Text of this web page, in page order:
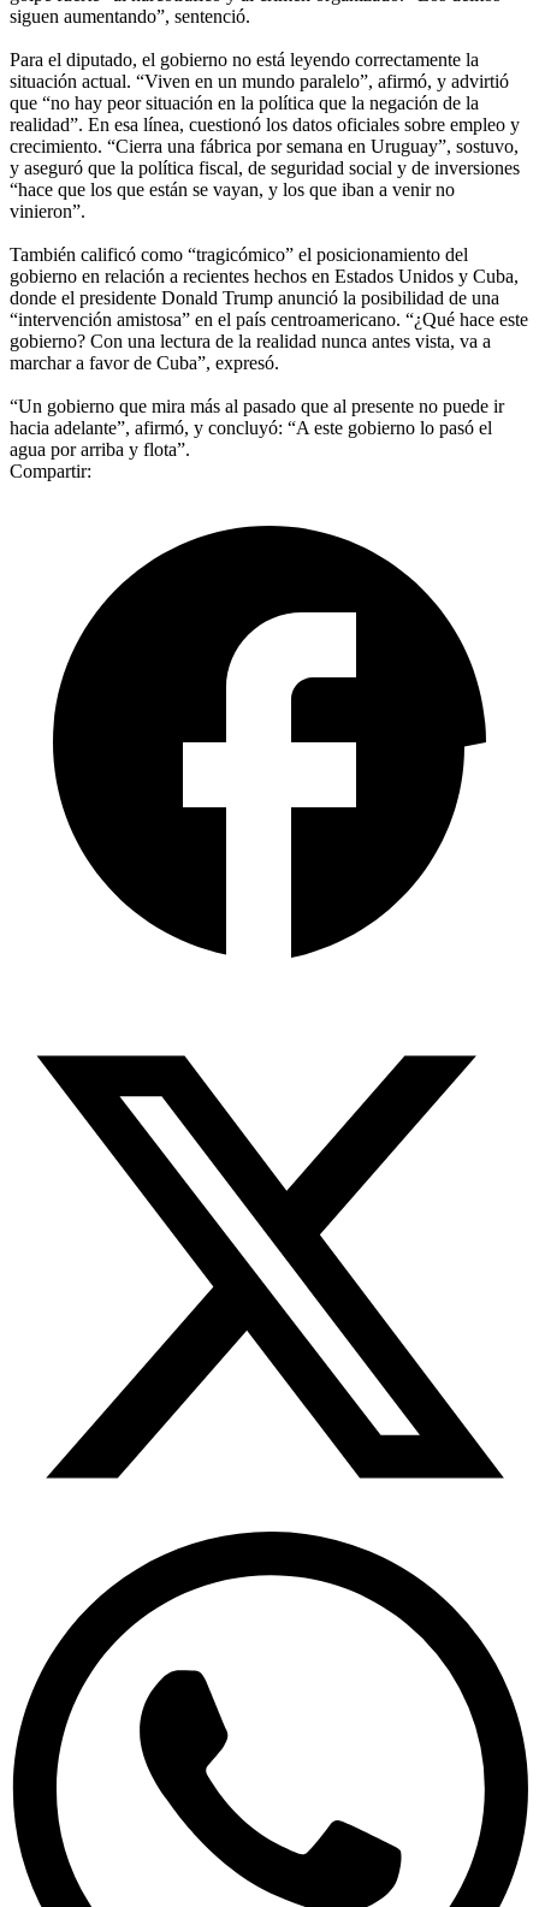
siguen aumentando”, sentenció.
Para el diputado, el gobierno no está leyendo correctamente la
situación actual. “Viven en un mundo paralelo”, afirmó, y advirtió
que “no hay peor situación en la política que la negación de la
realidad”. En esa línea, cuestionó los datos oficiales sobre empleo y
crecimiento. “Cierra una fábrica por semana en Uruguay”, sostuvo,
y aseguró que la política fiscal, de seguridad social y de inversiones
“hace que los que están se vayan, y los que iban a venir no
vinieron”.
También calificó como “tragicómico” el posicionamiento del
gobierno en relación a recientes hechos en Estados Unidos y Cuba,
donde el presidente Donald Trump anunció la posibilidad de una
“intervención amistosa” en el país centroamericano. “¿Qué hace este
gobierno? Con una lectura de la realidad nunca antes vista, va a
marchar a favor de Cuba”, expresó.
“Un gobierno que mira más al pasado que al presente no puede ir
hacia adelante”, afirmó, y concluyó: “A este gobierno lo pasó el
agua por arriba y flota”.
Compartir: